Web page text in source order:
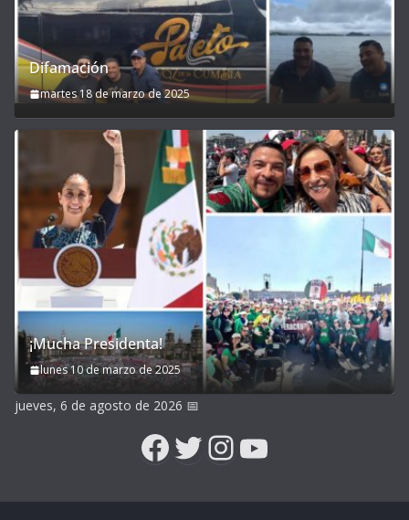
Difamación
martes 18 de marzo de 2025
¡Mucha Presidenta!
lunes 10 de marzo de 2025
jueves, 6 de agosto de 2026 📅
Facebook
Twitter
Instagram
YouTube